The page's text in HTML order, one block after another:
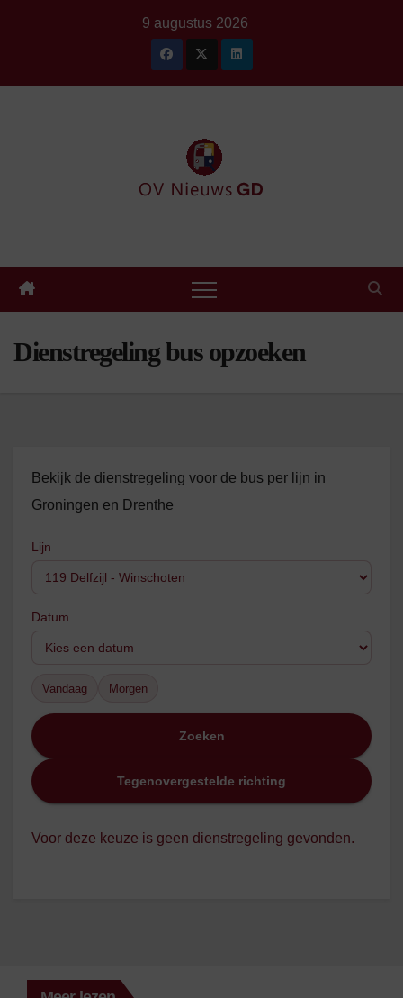
9 augustus 2026
Dienstregeling bus opzoeken
Bekijk de dienstregeling voor de bus per lijn in
Groningen en Drenthe
Lijn
Datum
Vandaag Morgen
Zoeken
Tegenovergestelde richting
Voor deze keuze is geen dienstregeling gevonden.